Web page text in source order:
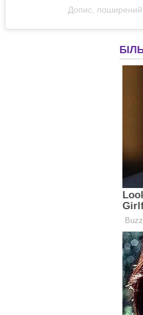
Допис,